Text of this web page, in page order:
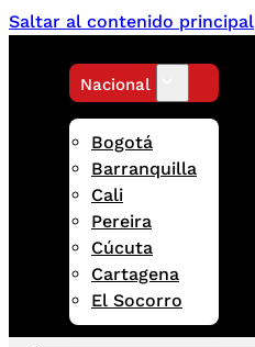
Saltar al contenido principal
Nacional
Bogotá
Barranquilla
Cali
Pereira
Cúcuta
Cartagena
El Socorro